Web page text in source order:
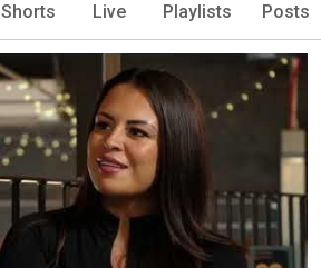
Shorts Live Playlists Posts